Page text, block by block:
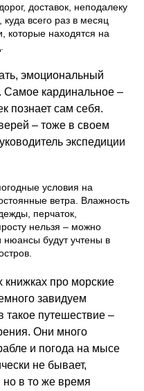
доставок, неподалеку
куда всего раз в месяц
которые находятся на
эмоциональный
Самое кардинальное –
познает сам себя.
– тоже в своем
экспедиции
условия на
ветра. Влажность
перчаток,
нельзя – можно
нюансы будут учтены в
про морские
завидуем
такое путешествие –
Они много
и погода на мысе
не бывает,
но в то же время